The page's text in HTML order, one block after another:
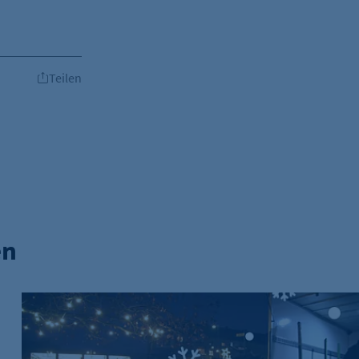
Teilen
scharf
Weihnachtszauber für Berlin: Zu Besuch beim